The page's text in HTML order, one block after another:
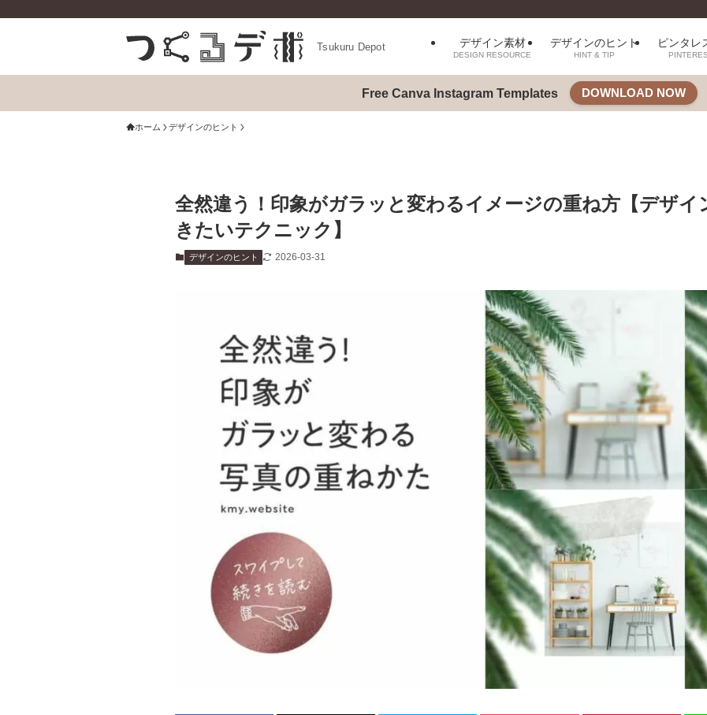
Tsukuru Depot デザイン素材
DESIGN RESOURCE
デザインのヒント
HINT & TIP
ピンタレ
Free Canva Instagram Templates DOWNLOAD NOW
ホーム デザインのヒント
全然違う！印象がガラッと変わるイメージの重ね方【デザイ
きたいテクニック】
デザインのヒント 2026-03-31